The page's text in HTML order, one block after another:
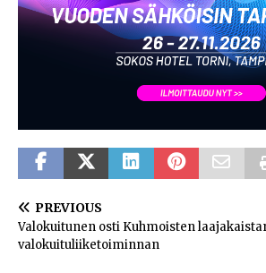
PREVIOUS
Valokuitunen osti Kuhmoisten
valokuituliiketoiminnan